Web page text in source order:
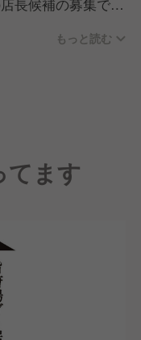
長候補の募集で
基礎知識、社内制
務を学んでいただ
を学んでいただき
に昇進し、店舗の
。（例）本部の管
もっと読む
てます